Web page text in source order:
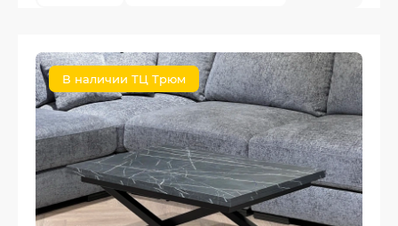
В наличии ТЦ Трюм